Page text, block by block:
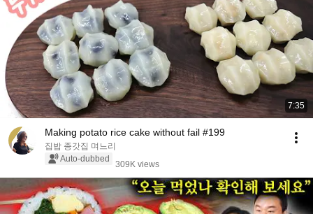
7:35
Making potato rice cake without fail #199
집밥 종갓집 며느리
Auto-dubbed
309K views